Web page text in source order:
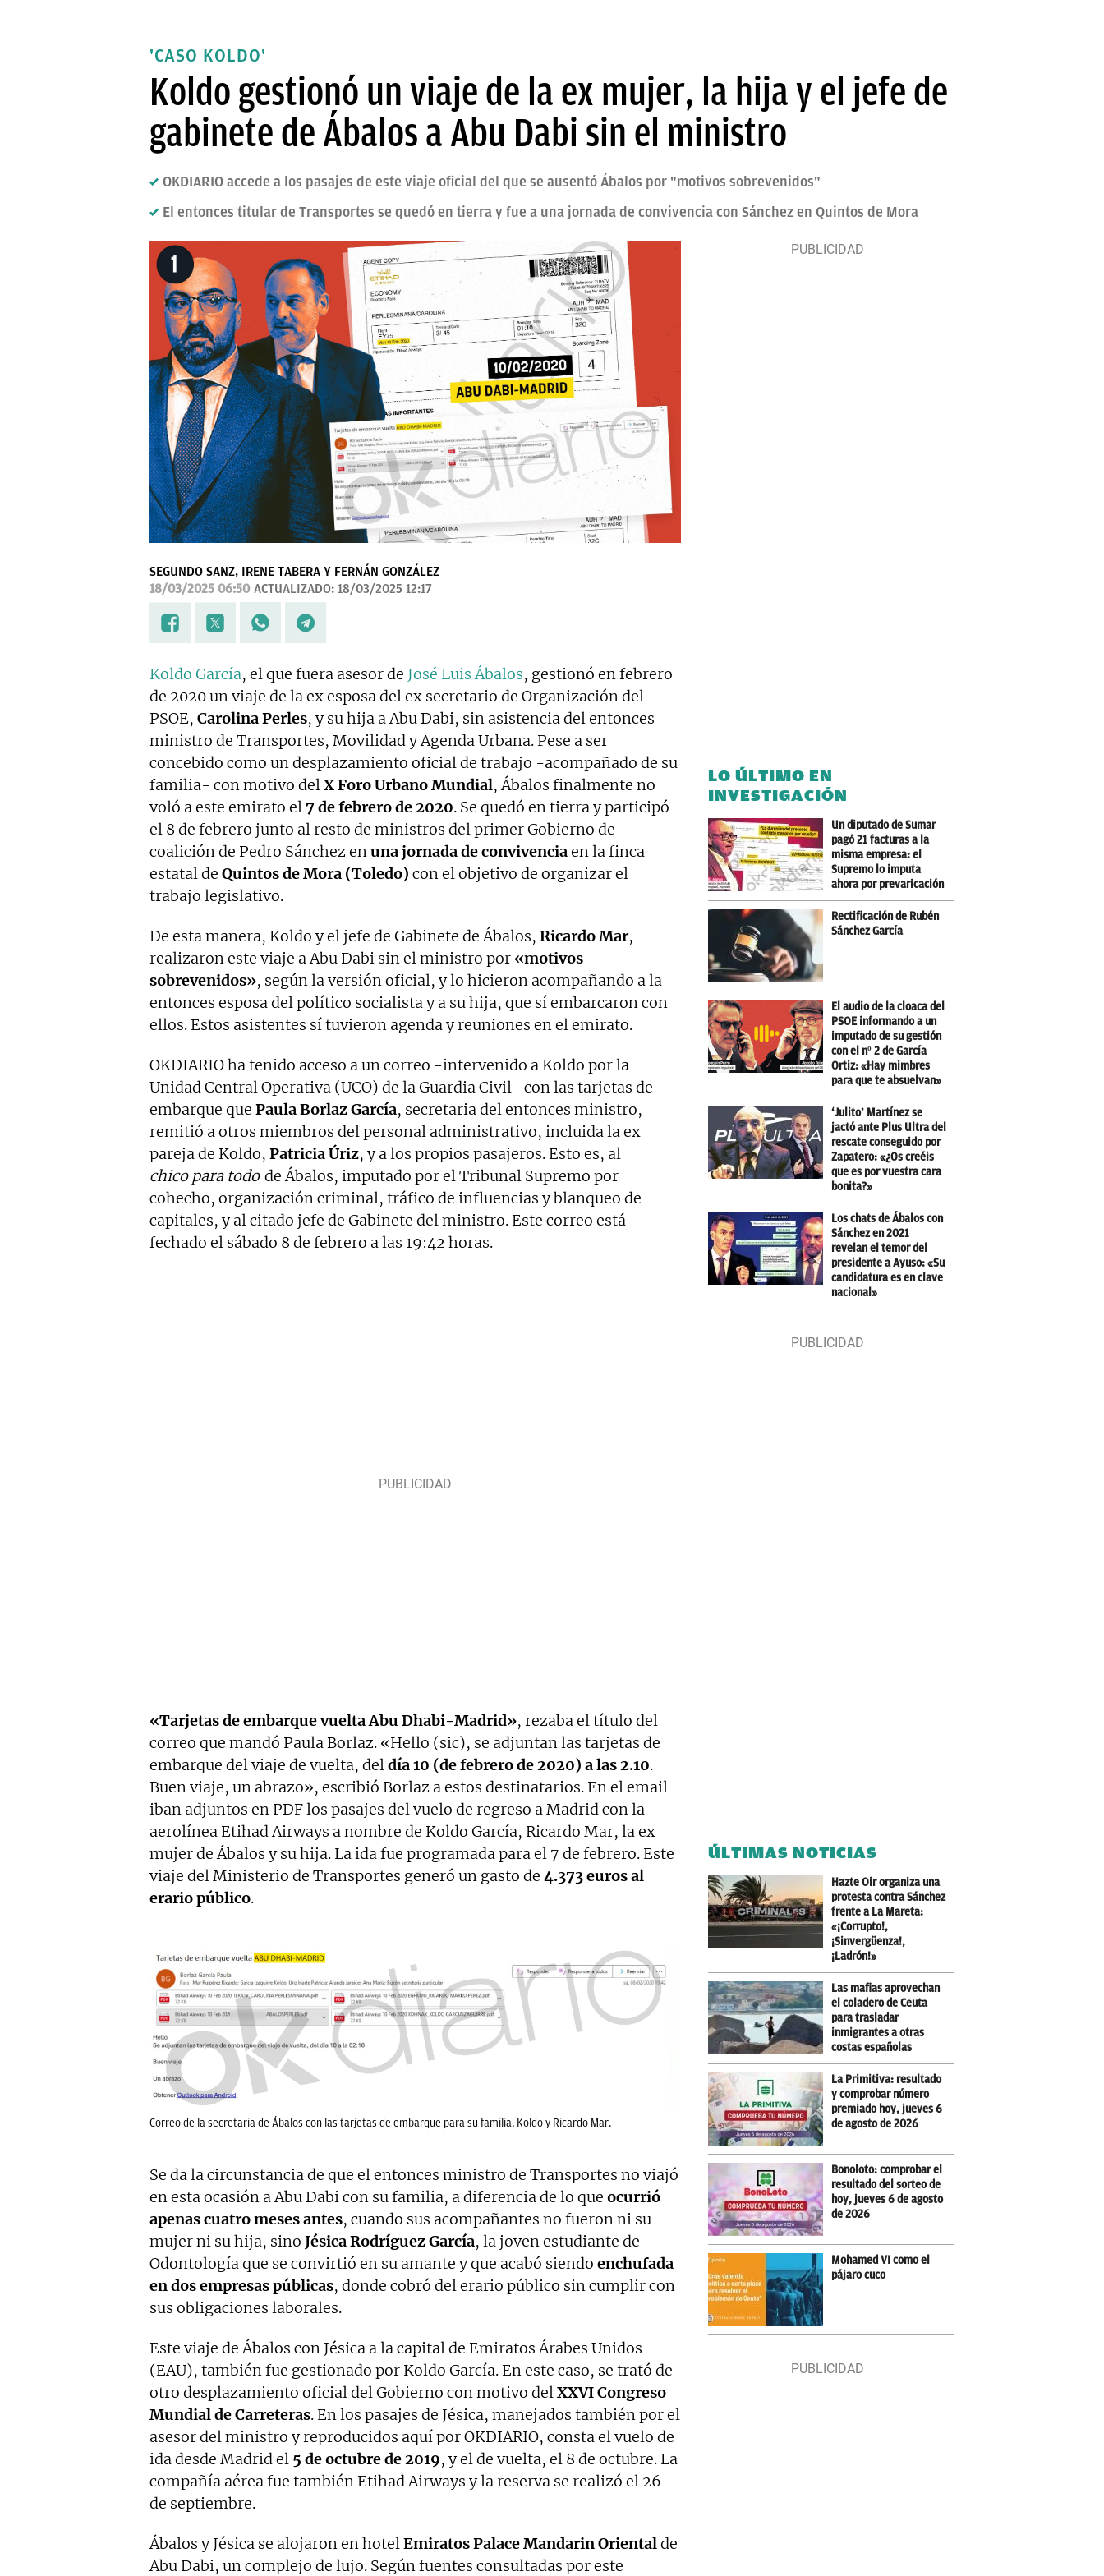
'CASO KOLDO'
Koldo gestionó un viaje de la ex mujer, la hija y el jefe de
gabinete de Ábalos a Abu Dabi sin el ministro
OKDIARIO accede a los pasajes de este viaje oficial del que se ausentó Ábalos por "motivos sobrevenidos"
El entonces titular de Transportes se quedó en tierra y fue a una jornada de convivencia con Sánchez en Quintos de Mora
SEGUNDO SANZ, IRENE TABERA Y FERNÁN GONZÁLEZ
18/03/2025 06:50 ACTUALIZADO: 18/03/2025 12:17
Koldo García, el que fuera asesor de José Luis Ábalos, gestionó en febrero
de 2020 un viaje de la ex esposa del ex secretario de Organización del
PSOE, Carolina Perles, y su hija a Abu Dabi, sin asistencia del entonces
ministro de Transportes, Movilidad y Agenda Urbana. Pese a ser
concebido como un desplazamiento oficial de trabajo -acompañado de su
familia- con motivo del X Foro Urbano Mundial, Ábalos finalmente no
voló a este emirato el 7 de febrero de 2020. Se quedó en tierra y participó
el 8 de febrero junto al resto de ministros del primer Gobierno de
coalición de Pedro Sánchez en una jornada de convivenciaen la finca
estatal de Quintos de Mora (Toledo) con el objetivo de organizar el
trabajo legislativo.
De esta manera, Koldo y el jefe de Gabinete de Ábalos, Ricardo Mar,
realizaron este viaje a Abu Dabi sin el ministro por «motivos
sobrevenidos», según la versión oficial, y lo hicieron acompañando a la
entonces esposa del político socialista y a su hija, que sí embarcaron con
ellos. Estos asistentes sí tuvieron agenda y reuniones en el emirato.
OKDIARIO ha tenido acceso a un correo -intervenido a Koldo por la
Unidad Central Operativa (UCO) de la Guardia Civil- con las tarjetas de
embarque que Paula Borlaz García, secretaria del entonces ministro,
remitió a otros miembros del personal administrativo, incluida la ex
pareja de Koldo, Patricia Úriz, y a los propios pasajeros. Esto es, al
chico para todo de Ábalos, imputado por el Tribunal Supremo por
cohecho, organización criminal, tráfico de influencias y blanqueo de
capitales, y al citado jefe de Gabinete del ministro. Este correo está
fechado el sábado 8 de febrero a las 19:42 horas.
«Tarjetas de embarque vuelta Abu Dhabi-Madrid», rezaba el título del
correo que mandó Paula Borlaz. «Hello (sic), se adjuntan las tarjetas de
embarque del viaje de vuelta, deldía 10 (de febrero de 2020) a las 2.10.
Buen viaje, un abrazo», escribió Borlaz a estos destinatarios. En el email
iban adjuntos en PDF los pasajes del vuelo de regreso a Madrid con la
aerolínea Etihad Airways a nombre de Koldo García, Ricardo Mar, la ex
mujer de Ábalos y su hija. La ida fue programada para el 7 de febrero. Este
viaje del Ministerio de Transportes generó un gasto de 4.373 euros al
erario público.
Correo de la secretaria de Ábalos con las tarjetas de embarque para su familia, Koldo y Ricardo Mar.
Se da la circunstancia de que el entonces ministro de Transportes no viajó
en esta ocasión a Abu Dabi con su familia, a diferencia de lo que ocurrió
apenas cuatro meses antes, cuando sus acompañantes no fueron ni su
mujer ni su hija, sino Jésica Rodríguez García, la joven estudiante de
Odontología que se convirtió en su amante y que acabó siendo enchufada
en dos empresas públicas, donde cobró del erario público sin cumplir con
sus obligaciones laborales.
Este viaje de Ábalos con Jésica a la capital de Emiratos Árabes Unidos
(EAU), también fue gestionado por Koldo García. En este caso, se trató de
otro desplazamiento oficial del Gobierno con motivo delXXVI Congreso
Mundial de Carreteras. En los pasajes de Jésica, manejados también por el
asesor del ministro y reproducidos aquí por OKDIARIO, consta el vuelo de
ida desde Madrid el 5 de octubre de 2019, y el de vuelta, el 8 de octubre. La
compañía aérea fue también Etihad Airways y la reserva se realizó el 26
de septiembre.
Ábalos y Jésica se alojaron en hotelEmiratos Palace Mandarin Orientalde
Abu Dabi, un complejo de lujo. Según fuentes consultadas por este
LO ÚLTIMO EN
INVESTIGACIÓN
Un diputado de Sumar
pagó 21 facturas a la
misma empresa: el
Supremo lo imputa
ahora por prevaricación
Rectificación de Rubén
Sánchez García
El audio de la cloaca del
PSOE informando a un
imputado de su gestión
con el nº 2 de García
Ortiz: «Hay mimbres
para que te absuelvan»
‘Julito’ Martínez se
jactó ante Plus Ultra del
rescate conseguido por
Zapatero: «¿Os creéis
que es por vuestra cara
bonita?»
Los chats de Ábalos con
Sánchez en 2021
revelan el temor del
presidente a Ayuso: «Su
candidatura es en clave
nacional»
ÚLTIMAS NOTICIAS
Hazte Oir organiza una
protesta contra Sánchez
frente a La Mareta:
«¡Corrupto!,
¡Sinvergüenza!,
¡Ladrón!»
Las mafias aprovechan
el coladero de Ceuta
para trasladar
inmigrantes a otras
costas españolas
La Primitiva: resultado
y comprobar número
premiado hoy, jueves 6
de agosto de 2026
Bonoloto: comprobar el
resultado del sorteo de
hoy, jueves 6 de agosto
de 2026
Mohamed VI como el
pájaro cuco